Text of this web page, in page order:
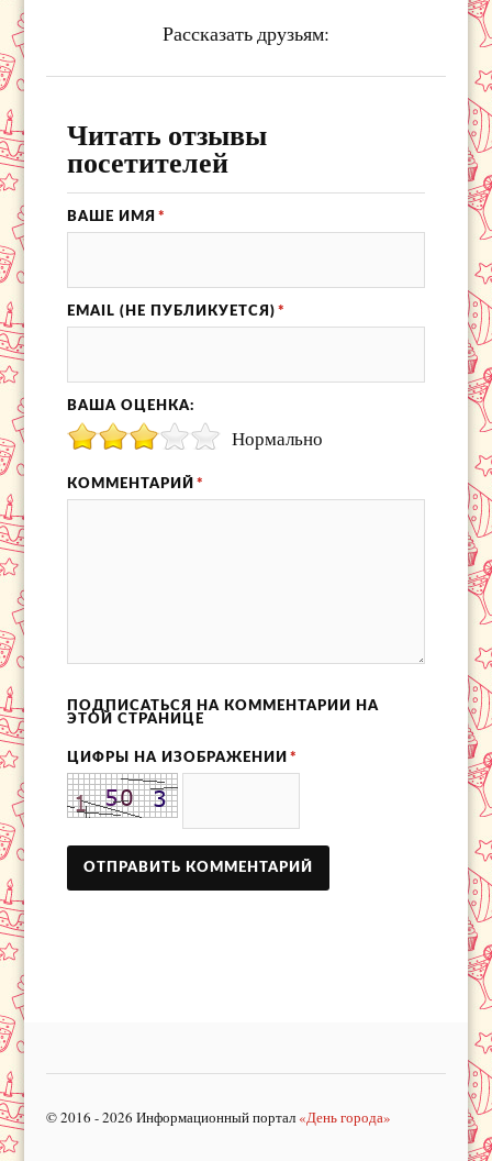
Рассказать друзьям:
Читать отзывы
посетителей
ВАШЕ ИМЯ *
EMAIL (НЕ ПУБЛИКУЕТСЯ) *
ВАША ОЦЕНКА:
Нормально
КОММЕНТАРИЙ *
ПОДПИСАТЬСЯ НА КОММЕНТАРИИ НА
ЭТОЙ СТРАНИЦЕ
ЦИФРЫ НА ИЗОБРАЖЕНИИ *
© 2016 - 2026 Информационный портал «День города»